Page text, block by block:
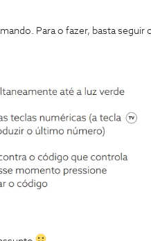
Para o fazer, basta seguir